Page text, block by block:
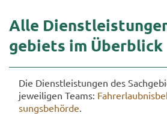
Alle
ge­biets im Über­blick
Die Dienst­leis­tun­gen des
je­wei­li­gen Teams:
sungs­be­hör­de